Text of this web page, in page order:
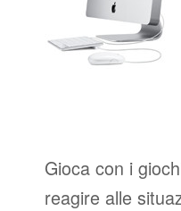
Gioca con i
reagire alle